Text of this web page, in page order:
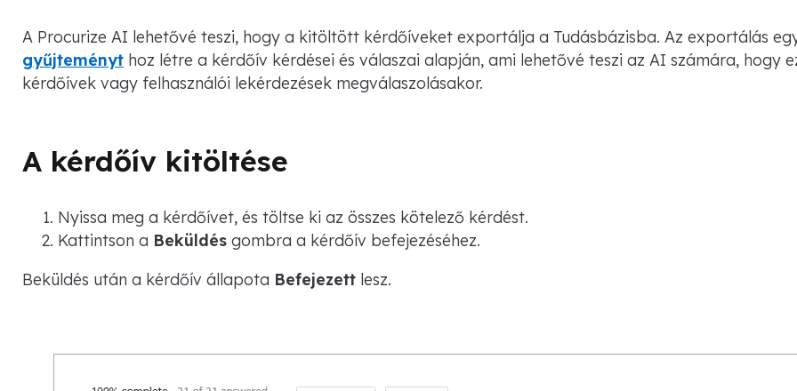
A Procurize AI lehetővé teszi, hogy a kitöltött kérdőíveket exportálja a Tudásbázisba. Az exportálás
gyűjteményt hoz létre a kérdőív kérdései és válaszai alapján, ami lehetővé teszi az AI számára,
kérdőívek vagy felhasználói lekérdezések megválaszolásakor.
A kérdőív kitöltése
Nyissa meg a kérdőívet, és töltse ki az összes kötelező kérdést.
Kattintson a Beküldés gombra a kérdőív befejezéséhez.
Beküldés után a kérdőív állapota Befejezett lesz.